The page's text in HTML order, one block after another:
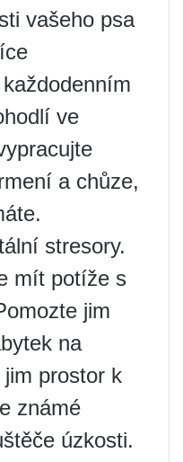
vašeho psa
ve
a chůze,
stresory.
mít potíže s
jim
na
prostor k
známé
úzkosti.